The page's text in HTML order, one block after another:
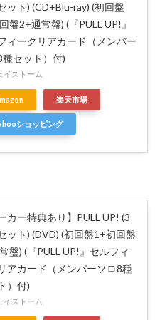
ット) (CD+Blu-ray) (初回盤
盤2+通常盤) (『PULL UP!』
ィークリアカード（メンバー
種セット）付)
イストーム
楽天市場
ショッピング
カー特典あり】PULL UP! (3
ット) (DVD) (初回盤1+初回盤
盤) (『PULL UP!』セルフィ
アカード（メンバーソロ8種
）付)
イストーム